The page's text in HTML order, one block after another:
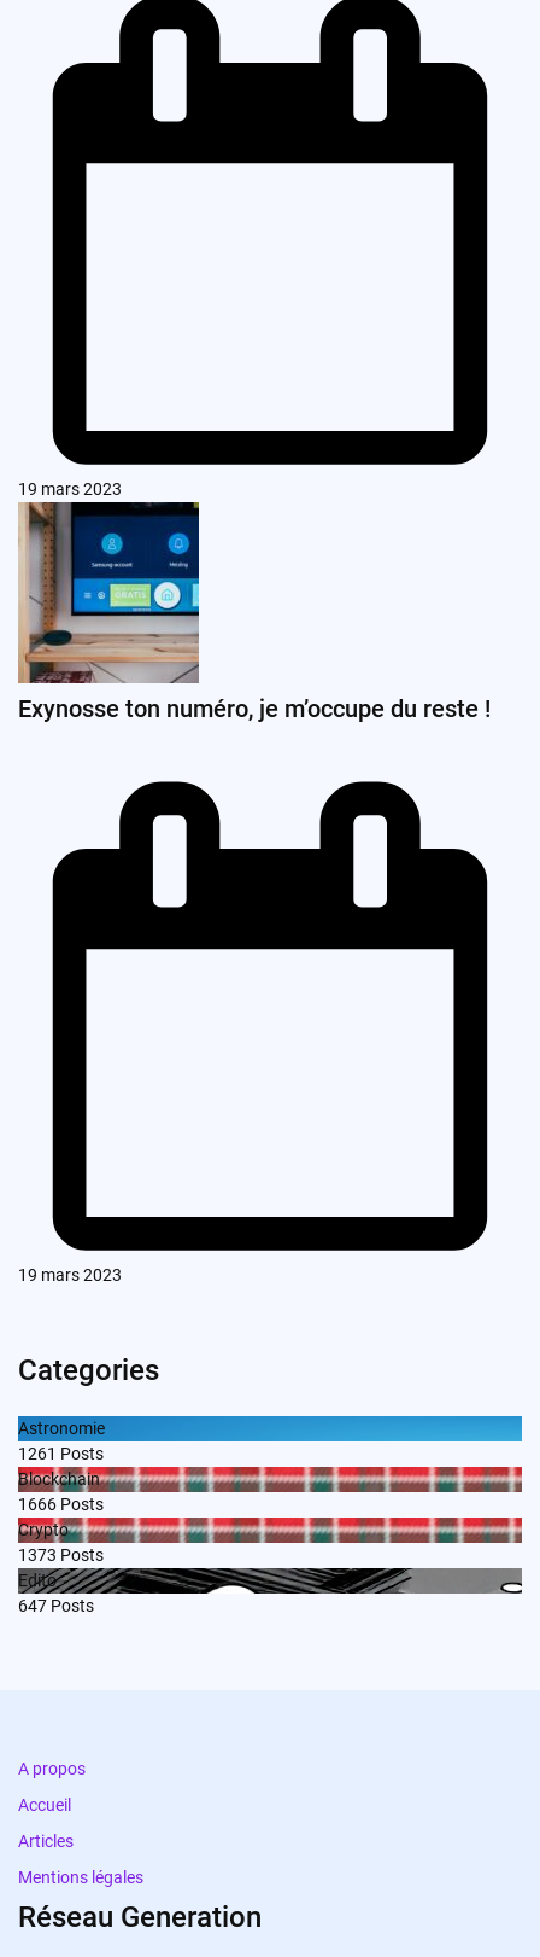
19 mars 2023
Exynosse ton numéro, je m’occupe du reste !
19 mars 2023
Categories
Astronomie
1261 Posts
Blockchain
1666 Posts
Crypto
1373 Posts
Edito
647 Posts
A propos
Accueil
Articles
Mentions légales
Réseau Generation